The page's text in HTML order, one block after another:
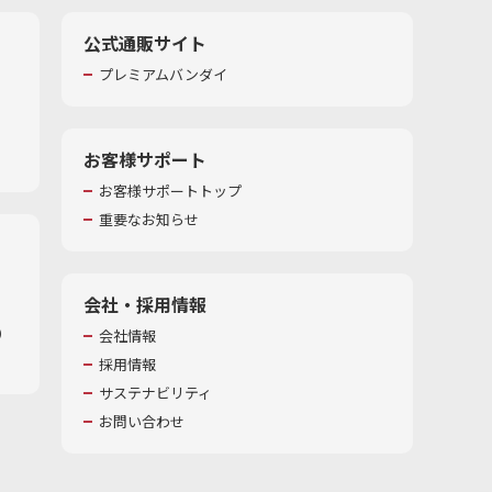
公式通販サイト
プレミアムバンダイ
お客様サポート
お客様サポートトップ
重要なお知らせ
会社・採用情報
会社情報
採用情報
サステナビリティ
お問い合わせ